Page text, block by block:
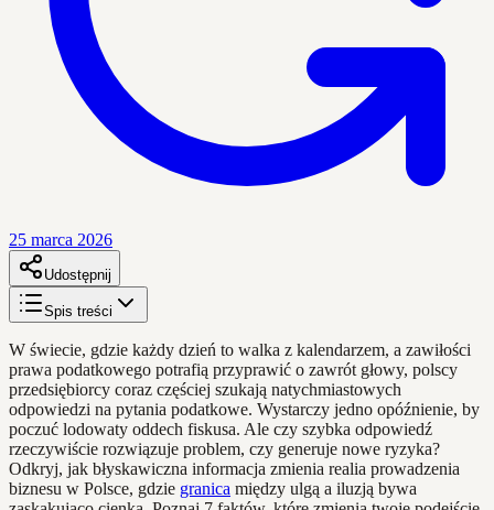
25 marca 2026
Udostępnij
Spis treści
W świecie, gdzie każdy dzień to walka z kalendarzem, a zawiłości
prawa podatkowego potrafią przyprawić o zawrót głowy, polscy
przedsiębiorcy coraz częściej szukają natychmiastowych
odpowiedzi na pytania podatkowe. Wystarczy jedno opóźnienie, by
poczuć lodowaty oddech fiskusa. Ale czy szybka odpowiedź
rzeczywiście rozwiązuje problem, czy generuje nowe ryzyka?
Odkryj, jak błyskawiczna informacja zmienia realia prowadzenia
biznesu w Polsce, gdzie granica między ulgą a iluzją bywa